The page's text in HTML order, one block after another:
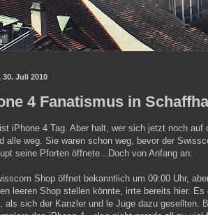
30. Juli 2010
4 Fanatismus in
iPhone 4 Tag. Aber halt, wer sich jetzt noch
alle weg. Sie waren schon weg, bevor der
seine Pforten öffnete...Doch von Anfang an:
Shop öffnet bekanntlich um 09:00 Uhr,
leeren Shop stellen könnte, irrte bereits hier.
als sich der Kanzler und le Juge dazu gesellten.